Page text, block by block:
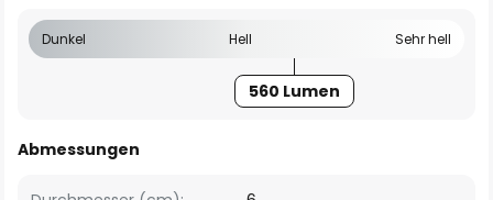
Dunkel Hell Sehr hell
560 Lumen
Abmessungen